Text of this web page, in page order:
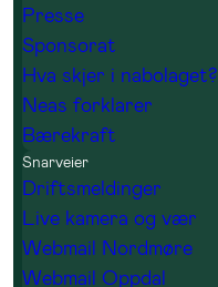
Presse
Sponsorat
Hva skjer i nabolaget?
Neas forklarer
Bærekraft
Snarveier
Driftsmeldinger
Live kamera og vær
Webmail Nordmøre
Webmail Oppdal